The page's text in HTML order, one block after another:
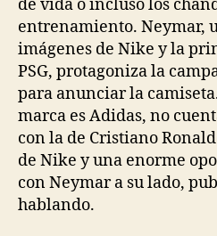
de vida o incluso los
entrenamiento. Neymar,
imágenes de Nike y la
PSG, protagoniza la
para anunciar la
marca es Adidas, no
con la de Cristiano
de Nike y una enorme
con Neymar a su lado,
hablando.